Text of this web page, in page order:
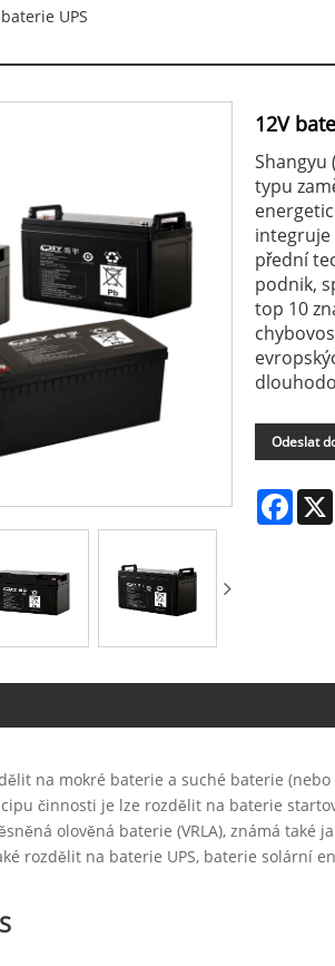
UPS
12V
Shangyu
typu
integruje
přední
podnik,
top 10
Odeslat
na mokré baterie a suché baterie
činnosti je lze rozdělit na baterie
olověná baterie (VRLA), známá
rozdělit na baterie UPS, baterie solární